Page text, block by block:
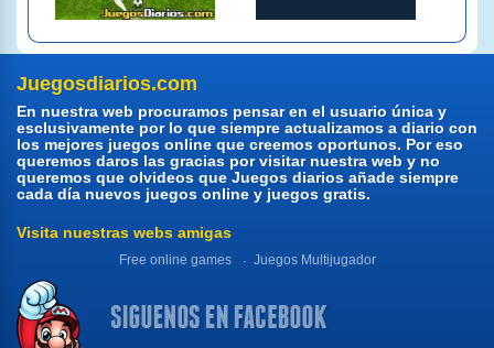
Juegosdiarios.com
En nuestra web procuramos pensar en el usuario única y
esclusivamente por lo que siempre actualizamos a diario con
los mejores juegos online que creemos oportunos. Por eso
queremos daros las gracias por visitar nuestra web y no
queremos que olvideos que Juegos diarios añade siempre
cada día nuevos juegos online y juegos gratis.
Visita nuestras webs amigas
Free online games Juegos Multijugador